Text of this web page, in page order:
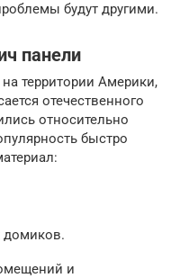
будут другими.
панели
территории Америки,
отечественного
относительно
быстро
домиков.
и